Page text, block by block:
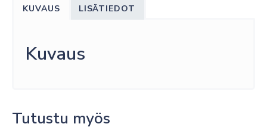
KUVAUS LISÄTIEDOT
Kuvaus
Tutustu myös